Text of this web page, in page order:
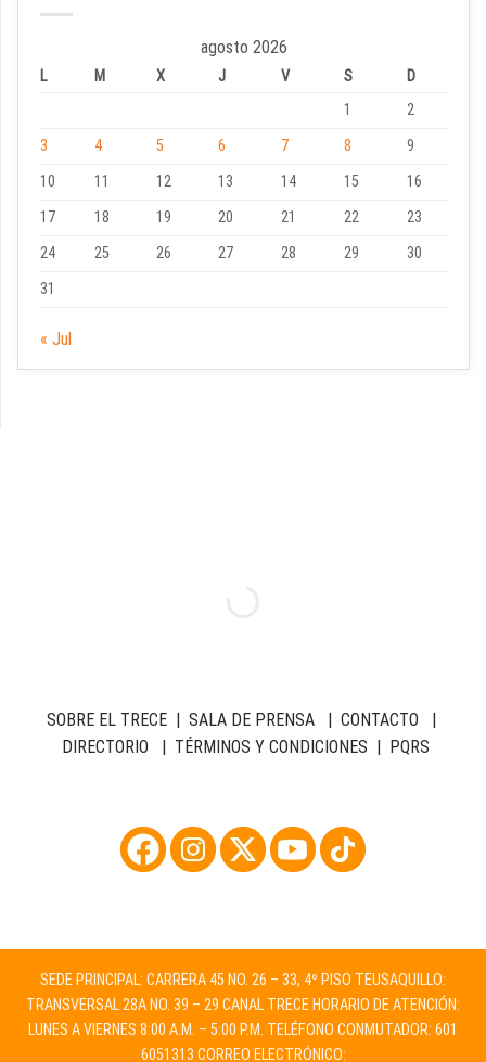
agosto 2026
L M X J V S
D
1
2
3
4 5 6 7 8
9
10
11 12 13 14 15
16
17
18 19 20 21 22
23
24
25 26 27 28 29
30
31
« Jul
SOBRE EL TRECE| SALA DE PRENSA| CONTACTO |
DIRECTORIO | TÉRMINOS Y CONDICIONES | PQRS
SEDE PRINCIPAL: CARRERA 45 NO. 26 – 33, 4º PISO TEUSAQUILLO:
TRANSVERSAL 28A NO. 39 – 29 CANAL TRECE HORARIO DE ATENCIÓN:
LUNES A VIERNES 8:00 A.M. – 5:00 P.M. TELÉFONO CONMUTADOR: 601
6051313 CORREO ELECTRÓNICO: